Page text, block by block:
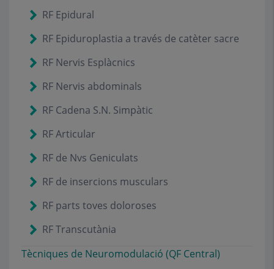
RF Epidural
RF Epiduroplastia a través de catèter sacre
RF Nervis Esplàcnics
RF Nervis abdominals
RF Cadena S.N. Simpàtic
RF Articular
RF de Nvs Geniculats
RF de insercions musculars
RF parts toves doloroses
RF Transcutània
Tècniques de Neuromodulació (QF Central)